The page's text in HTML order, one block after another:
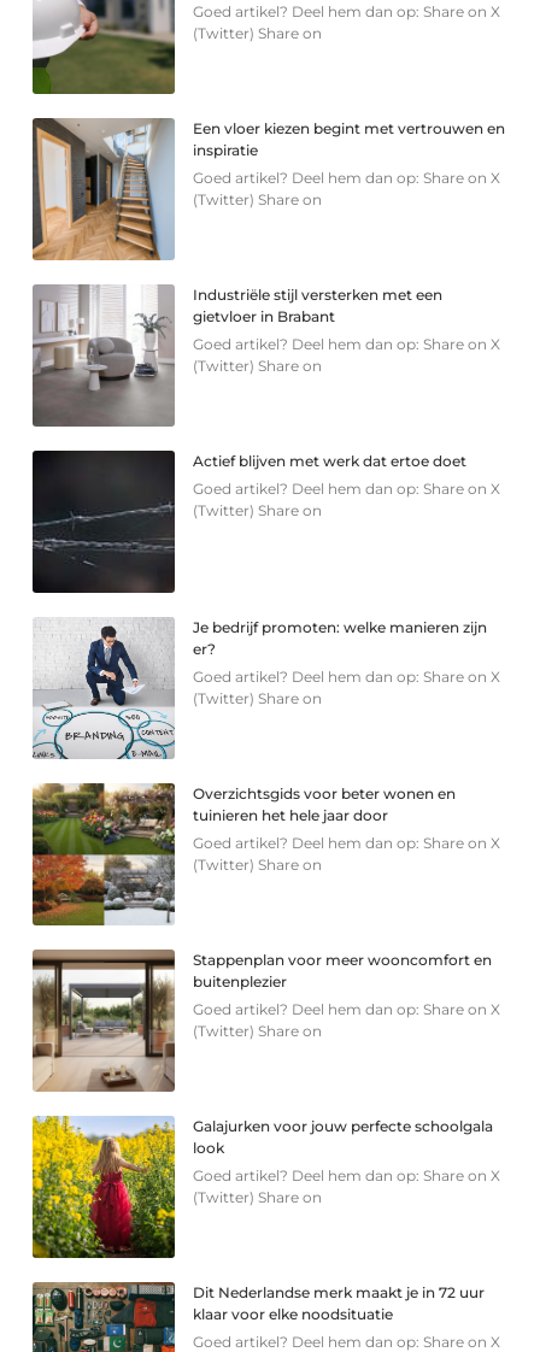
Goed artikel? Deel hem dan op: Share on X
(Twitter) Share on
Een vloer kiezen begint met vertrouwen en
inspiratie
Goed artikel? Deel hem dan op: Share on X
(Twitter) Share on
Industriële stijl versterken met een
gietvloer in Brabant
Goed artikel? Deel hem dan op: Share on X
(Twitter) Share on
Actief blijven met werk dat ertoe doet
Goed artikel? Deel hem dan op: Share on X
(Twitter) Share on
Je bedrijf promoten: welke manieren zijn
er?
Goed artikel? Deel hem dan op: Share on X
(Twitter) Share on
Overzichtsgids voor beter wonen en
tuinieren het hele jaar door
Goed artikel? Deel hem dan op: Share on X
(Twitter) Share on
Stappenplan voor meer wooncomfort en
buitenplezier
Goed artikel? Deel hem dan op: Share on X
(Twitter) Share on
Galajurken voor jouw perfecte schoolgala
look
Goed artikel? Deel hem dan op: Share on X
(Twitter) Share on
Dit Nederlandse merk maakt je in 72 uur
klaar voor elke noodsituatie
Goed artikel? Deel hem dan op: Share on X